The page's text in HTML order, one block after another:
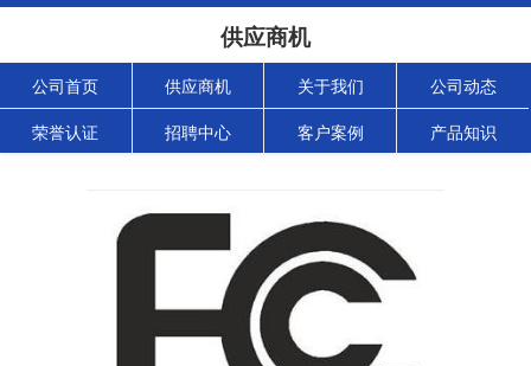
供应商机
公司首页 供应商机 关于我们 公司动态
荣誉认证 招聘中心 客户案例 产品知识